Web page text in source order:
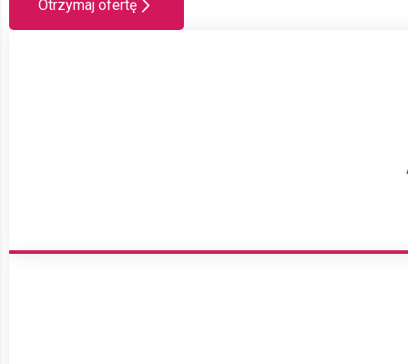
Otrzymaj ofertę